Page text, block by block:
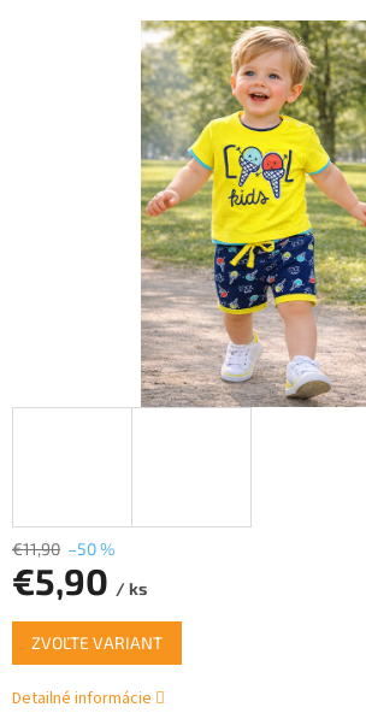
hviezdičiek.
€11,90 –50 %
€5,90 / ks
Jednotková
cena:
ZVOĽTE VARIANT
Detailné informácie